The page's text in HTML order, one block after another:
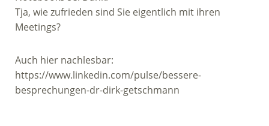
Tja, wie zufrieden sind Sie eigentlich mit ihren
Meetings?
Auch hier nachlesbar:
https://www.linkedin.com/pulse/bessere-
besprechungen-dr-dirk-getschmann